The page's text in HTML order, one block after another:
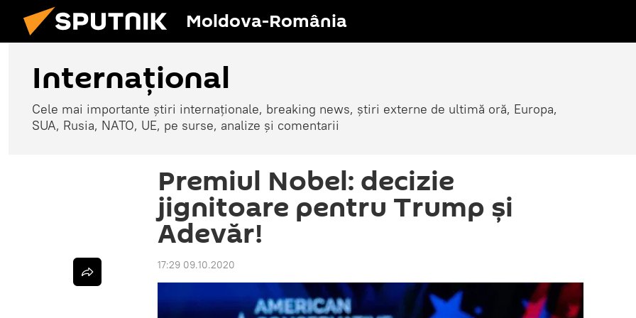
Moldova-România
Internaţional
Cele mai importante știri internaționale, breaking news, știri externe de ultimă oră, Europa,
SUA, Rusia, NATO, UE, pe surse, analize și comentarii
Premiul Nobel: decizie
jignitoare pentru Trump și
Adevăr!
17:29 09.10.2020